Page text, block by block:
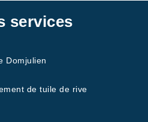
services
Domjulien
de tuile de rive